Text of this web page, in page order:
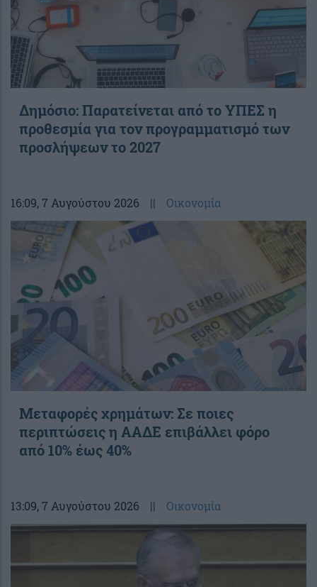
Δημόσιο: Παρατείνεται από το ΥΠΕΣ η
προθεσμία για τον προγραμματισμό των
προσλήψεων το 2027
16:09, 7 Αυγούστου 2026 || Οικονομία
Μεταφορές χρημάτων: Σε ποιες
περιπτώσεις η ΑΑΔΕ επιβάλλει φόρο
από 10% έως 40%
13:09, 7 Αυγούστου 2026 || Οικονομία